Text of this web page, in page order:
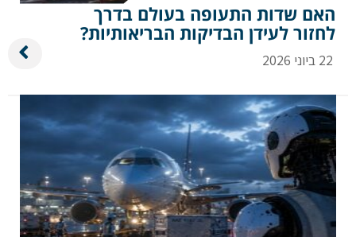
האם שדות התעופה בעולם בדרך
לחזור לעידן הבדיקות הבריאותיות?
22 ביוני 2026